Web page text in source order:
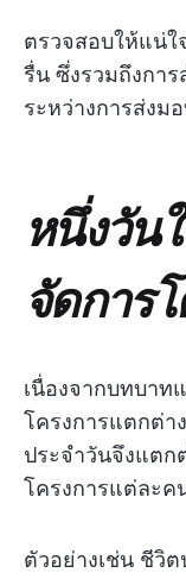
ตรวจสอบให้แน่ใ
รื่น ซึ่งรวมถึงกา
ระหว่างการส่งม
หนึ่งวัน
จัดการ
เนื่องจากบทบาท
โครงการแตกต่า
ประจำวันจึงแตก
โครงการแต่ละค
ตัวอย่างเช่น ชีวิ